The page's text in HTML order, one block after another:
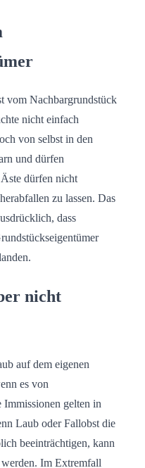
vom Nachbargrundstück
nicht einfach
von selbst in den
und dürfen
dürfen nicht
zu lassen. Das
dass
nicht
auf dem eigenen
es von
Immissionen gelten in
Laub oder Fallobst die
beeinträchtigen, kann
Im Extremfall